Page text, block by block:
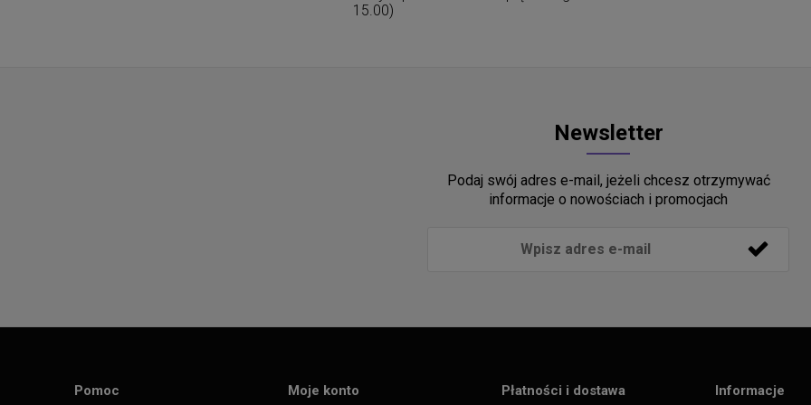
15.00)
Newsletter
Podaj swój adres e-mail, jeżeli chcesz otrzymywać
informacje o nowościach i promocjach
Pomoc Moje konto Płatności i dostawa Informacje